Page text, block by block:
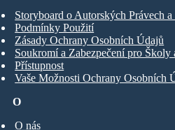
O
O nás
Storyboard o Autorských Právech a
Podmínky Použití
Zásady Ochrany Osobních Údajů
Soukromí a Zabezpečení pro Školy
Přístupnost
Vaše Možnosti Ochrany Osobních